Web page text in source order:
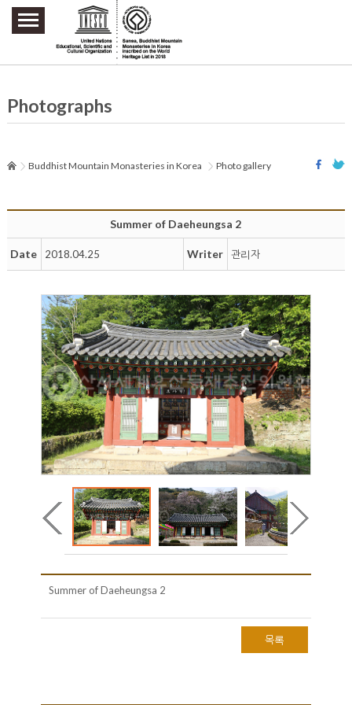
주요메뉴 바로가기
본문 바로가기
하단메뉴 바로가기
Photographs
Buddhist Mountain Monasteries in Korea Photo gallery
Summer of Daeheungsa 2
Date 2018.04.25 Writer 관리자
Summer of Daeheungsa 2
목록